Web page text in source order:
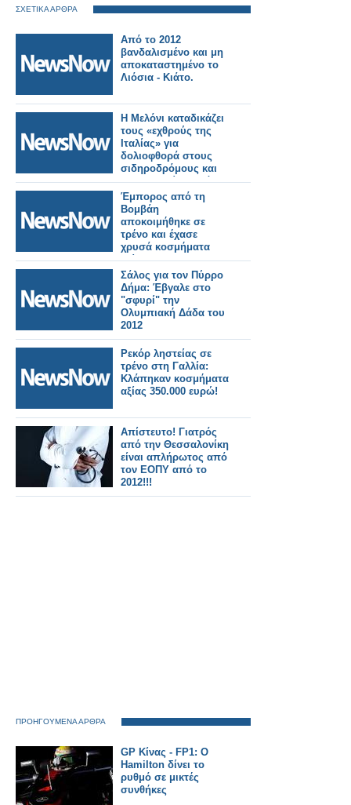
ΣΧΕΤΙΚΑ ΑΡΘΡΑ
Από το 2012
βανδαλισμένο και μη
αποκαταστημένο το
Λιόσια - Κιάτο.
Η Μελόνι καταδικάζει
τους «εχθρούς της
Ιταλίας» για
δολιοφθορά στους
σιδηροδρόμους και
διαμαρτυρίες κατά
των Ολυμπιακών
Αγώνων
Έμπορος από τη
Βομβάη
αποκοιμήθηκε σε
τρένο και έχασε
χρυσά κοσμήματα
αξίας 5,53
εκατομμυρίων
ρουπιών!
Σάλος για τον Πύρρο
Δήμα: Έβγαλε στο
"σφυρί" την
Ολυμπιακή Δάδα του
2012
Ρεκόρ ληστείας σε
τρένο στη Γαλλία:
Κλάπηκαν κοσμήματα
αξίας 350.000 ευρώ!
Απίστευτο! Γιατρός
από την Θεσσαλονίκη
είναι απλήρωτος από
τον ΕΟΠΥ από το
2012!!!
ΠΡΟΗΓΟΥΜΕΝΑ ΑΡΘΡΑ
GP Κίνας - FP1: O
Hamilton δίνει το
ρυθμό σε μικτές
συνθήκες